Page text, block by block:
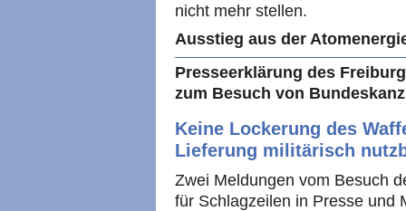
nicht mehr stellen.
Ausstieg aus der
Presseerklärung des
zum Besuch von
Keine Lockerung des
Lieferung militärisch
Zwei Meldungen vom Besuch
für Schlagzeilen in Presse und